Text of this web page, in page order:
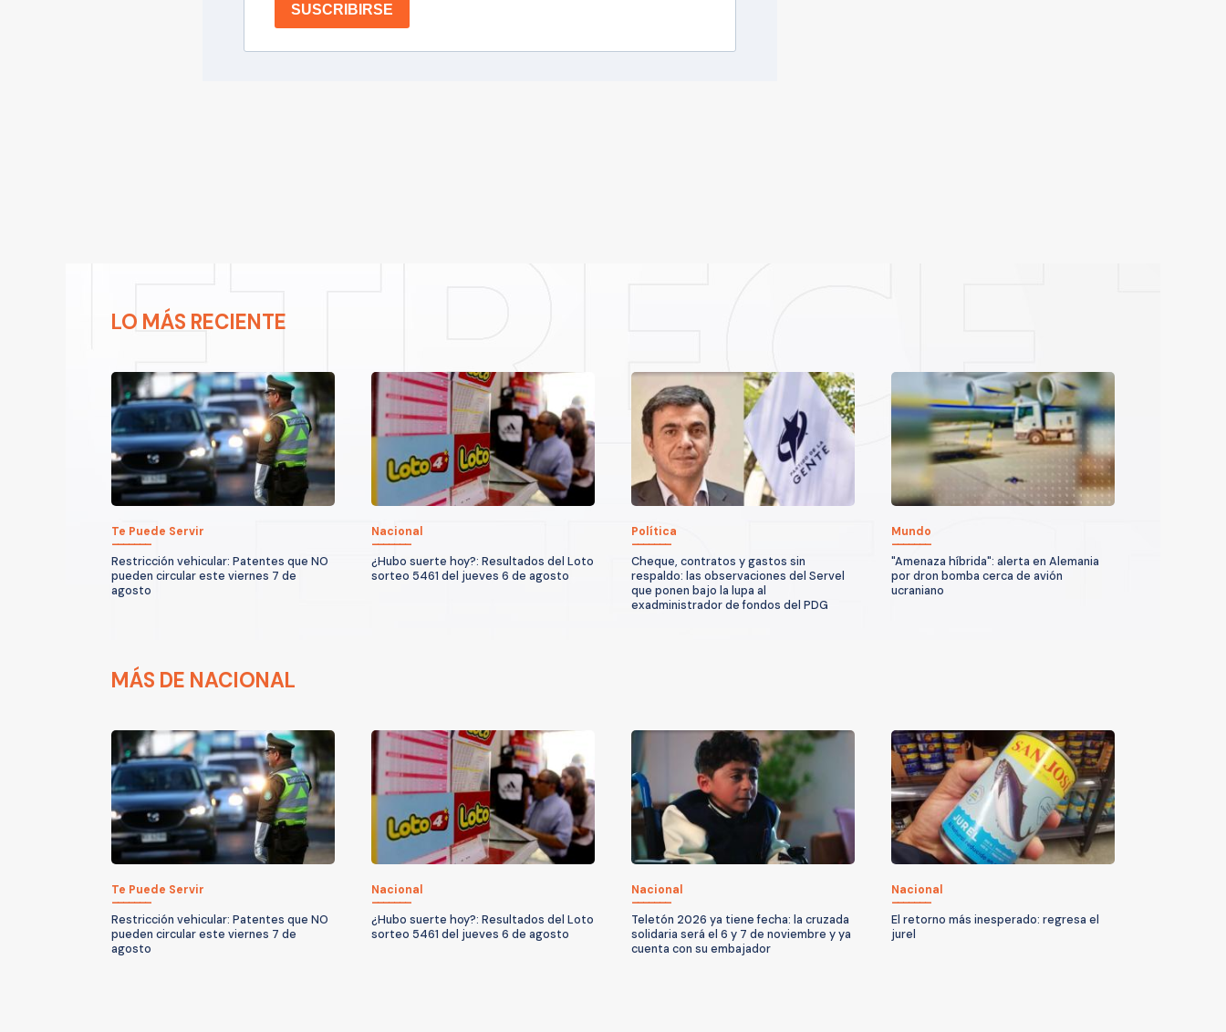
SUSCRIBIRSE
LO MÁS RECIENTE
Te Puede Servir
Restricción vehicular: Patentes que NO
pueden circular este viernes 7 de
agosto
Nacional
¿Hubo suerte hoy?: Resultados del Loto
sorteo 5461 del jueves 6 de agosto
Política
Cheque, contratos y gastos sin
respaldo: las observaciones del Servel
que ponen bajo la lupa al
exadministrador de fondos del PDG
Mundo
"Amenaza híbrida": alerta en Alemania
por dron bomba cerca de avión
ucraniano
MÁS DE NACIONAL
Te Puede Servir
Restricción vehicular: Patentes que NO
pueden circular este viernes 7 de
agosto
Nacional
¿Hubo suerte hoy?: Resultados del Loto
sorteo 5461 del jueves 6 de agosto
Nacional
Teletón 2026 ya tiene fecha: la cruzada
solidaria será el 6 y 7 de noviembre y ya
cuenta con su embajador
Nacional
El retorno más inesperado: regresa el
jurel